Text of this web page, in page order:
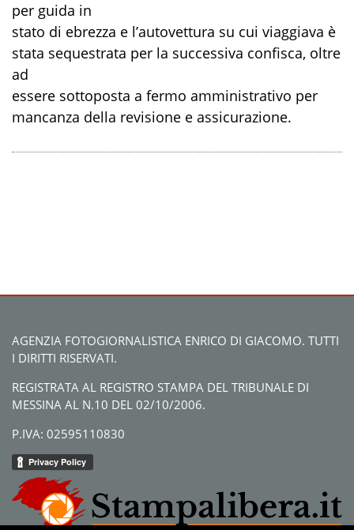
per guida in
stato di ebrezza e l’autovettura su cui viaggiava è
stata sequestrata per la successiva confisca, oltre
ad
essere sottoposta a fermo amministrativo per
mancanza della revisione e assicurazione.
AGENZIA FOTOGIORNALISTICA ENRICO DI GIACOMO. TUTTI
I DIRITTI RISERVATI.
REGISTRATA AL REGISTRO STAMPA DEL TRIBUNALE DI
MESSINA AL N.10 DEL 02/10/2006.
P.IVA: 02595110830